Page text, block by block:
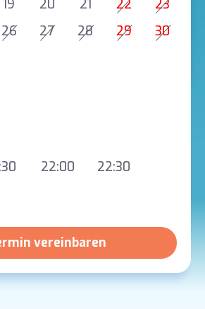
19 20 21 22
23
26 27 28 29
30
22:00
22:30
vereinbaren